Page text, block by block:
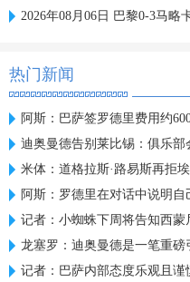
2026年08月06日 巴黎0-3马略卡下
热门新闻
阿斯：巴萨签罗德里费用约
迪奥曼德告别莱比锡：俱乐
米体：道格拉斯·路易斯再拒
阿斯：罗德里在对话中说明自
记者：小蜘蛛下周将告知西
龙塞罗：迪奥曼德是一笔重磅
记者：巴萨内部态度乐观且